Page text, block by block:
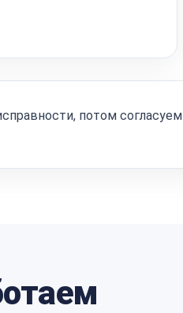
потом согласуем